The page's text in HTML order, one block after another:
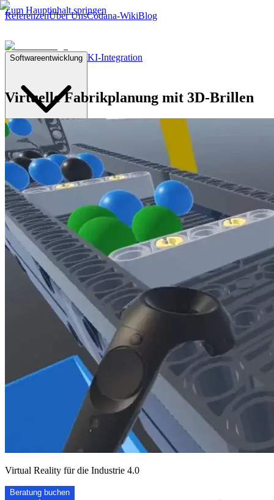
Zum Hauptinhalt springen
ReferenzenÜber UnsCodana-WikiBlog
Softwareentwicklung KI-Integration
Virtuelle Fabrikplanung mit 3D-Brillen
Virtual Reality für die Industrie 4.0
Beratung buchen